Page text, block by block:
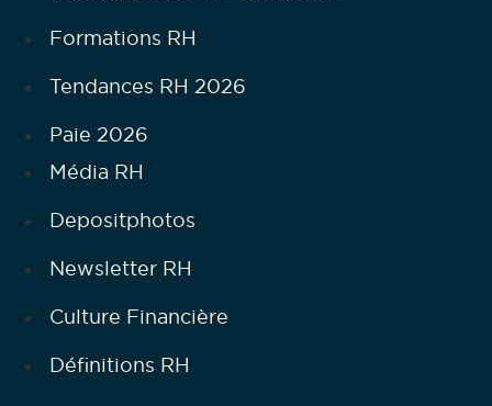
Formations RH
Tendances RH 2026
Paie 2026
Média RH
Depositphotos
Newsletter RH
Culture Financière
Définitions RH